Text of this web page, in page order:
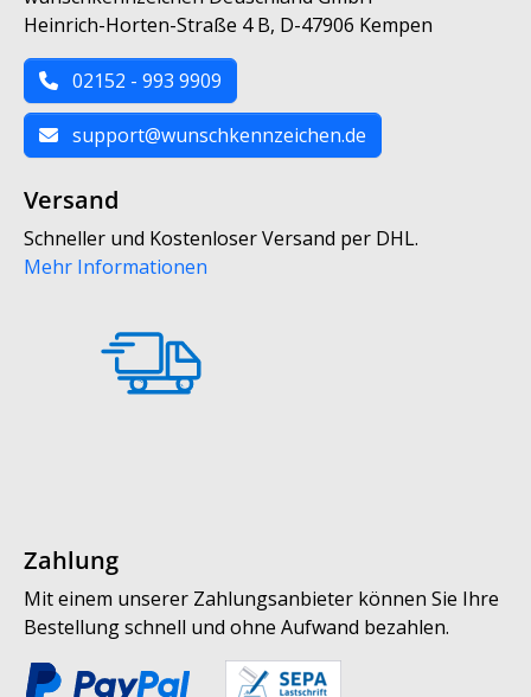
Heinrich-Horten-Straße 4 B, D-47906 Kempen
02152 - 993 9909
support@wunschkennzeichen.de
Versand
Schneller und Kostenloser Versand per DHL.
Mehr Informationen
Zahlung
Mit einem unserer Zahlungsanbieter können Sie Ihre
Bestellung schnell und ohne Aufwand bezahlen.